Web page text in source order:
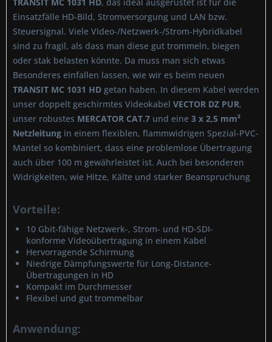
Einsatzfälle HD-Bild, Stromversorgung und LAN bzw.
Steuersignal. Viele VIdeo-/Netzwerk-/Strom-Hybridkabel
sind zu fragil, als dass man diese gut trommeln, biegen
oder stak belasten könnte. Da muss man sich etwas
Besonderes einfallen lassen, wie wir es beim neuen
TRANSIT MC 1031 HD getan haben. In diesem Kabel werden
unser doppelt geschirmtes Videokabel VECTOR DZ PUR,
unser robustes MERCATOR CAT.7 und eine 3 x 2,5 mm²
Netzleitung in einem flexiblen, flammwidrigen Spezial-PVC-
Mantel so kombiniert, dass eine problemlose Übertragung
auch über 100 m gewährleistet ist. Auch bei besonderen
Widrigkeiten, wie Hitze, Kälte und starker Beanspruchung
Vorteile:
10 Gbit-fähige Netzwerk-, Strom- und HD-SDI-
konforme Videoübertragung in einem Kabel
Hervorragende Schirmung
Niedrige Dämpfungswerte für Long-Distance-
Übertragungen in HD
Kompakt im Durchmesser
Flexibel und gut trommelbar
Anwendung: